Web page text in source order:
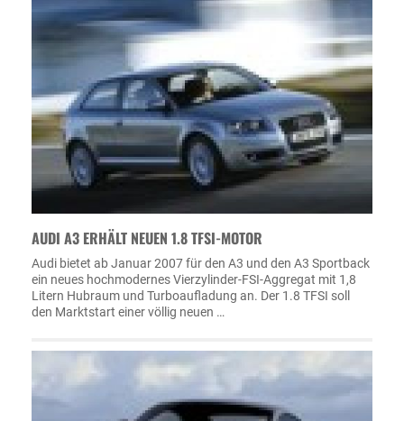
AUDI A3 ERHÄLT NEUEN 1.8 TFSI-MOTOR
Audi bietet ab Januar 2007 für den A3 und den A3 Sportback
ein neues hochmodernes Vierzylinder-FSI-Aggregat mit 1,8
Litern Hubraum und Turboaufladung an. Der 1.8 TFSI soll
den Marktstart einer völlig neuen …